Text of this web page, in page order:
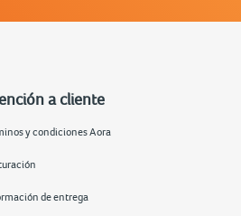
a cliente
y condiciones Aora
de entrega